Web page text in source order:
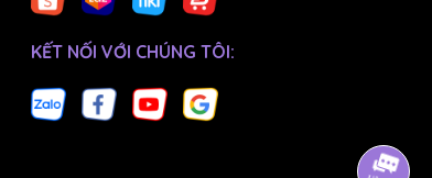
KẾT NỐI VỚI CHÚNG TÔI: